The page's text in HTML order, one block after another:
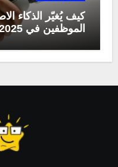
كيف يُغيّر الذكاء
الموظفين في 2025؟ أبرز التحولات المهنية